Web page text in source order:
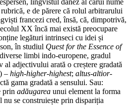
lingvistul danez al cărui nume
e de părere că rolul arbitrarului
francezi cred, însă, că, dimpotrivă,
XX încă mai există preocupare
legături intrinseci cu idei și
în studiul Quest for the Essence of
limbi indo-europene, gradul
adjectivului arată o creștere gradată
–high-higher-highest;altus-altior-
gama gradată a sensului. Sau:
prinadăugarea unui element la forma
se construiește prin dispariția